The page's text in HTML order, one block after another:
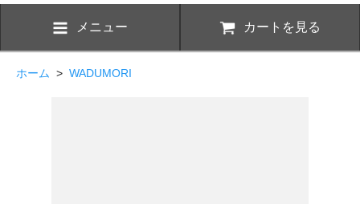
メニュー カートを見る
ホーム > WADUMORI